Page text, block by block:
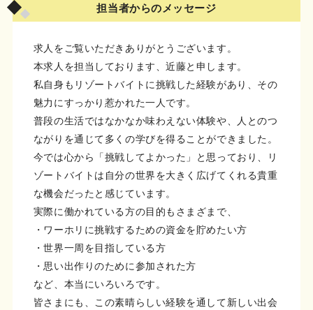
担当者からのメッセージ
求人をご覧いただきありがとうございます。
本求人を担当しております、近藤と申します。
私自身もリゾートバイトに挑戦した経験があり、その
魅力にすっかり惹かれた一人です。
普段の生活ではなかなか味わえない体験や、人とのつ
ながりを通じて多くの学びを得ることができました。
今では心から「挑戦してよかった」と思っており、リ
ゾートバイトは自分の世界を大きく広げてくれる貴重
な機会だったと感じています。
実際に働かれている方の目的もさまざまで、
・ワーホリに挑戦するための資金を貯めたい方
・世界一周を目指している方
・思い出作りのために参加された方
など、本当にいろいろです。
皆さまにも、この素晴らしい経験を通して新しい出会